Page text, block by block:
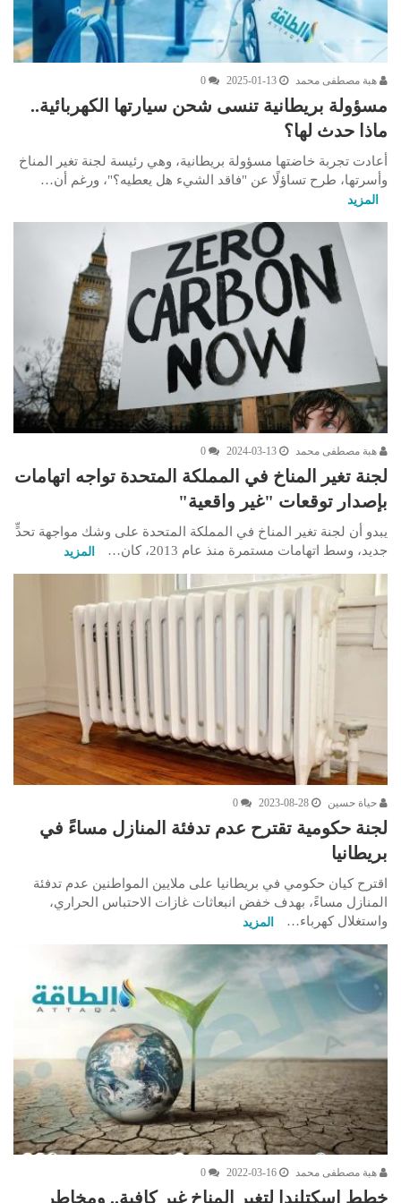
هبة مصطفى محمد 2025-01-13
0
مسؤولة بريطانية تنسى شحن سيارتها الكهربائية..
ماذا حدث لها؟
أعادت تجربة خاضتها مسؤولة بريطانية، وهي رئيسة لجنة تغير المناخ
وأسرتها، طرح تساؤلًا عن "فاقد الشيء هل يعطيه؟"، ورغم أن…
المزيد
هبة مصطفى محمد 2024-03-13
0
لجنة تغير المناخ في المملكة المتحدة تواجه اتهامات
بإصدار توقعات "غير واقعية"
يبدو أن لجنة تغير المناخ في المملكة المتحدة على وشك مواجهة تحدٍّ
جديد، وسط اتهامات مستمرة منذ عام 2013، كان…
المزيد
حياة حسين 2023-08-28
0
لجنة حكومية تقترح عدم تدفئة المنازل مساءً في
بريطانيا
اقترح كيان حكومي في بريطانيا على ملايين المواطنين عدم تدفئة
المنازل مساءً، بهدف خفض انبعاثات غازات الاحتباس الحراري،
واستغلال كهرباء…
المزيد
هبة مصطفى محمد 2022-03-16
0
خطط إسكتلندا لتغير المناخ غير كافية.. ومخاطر